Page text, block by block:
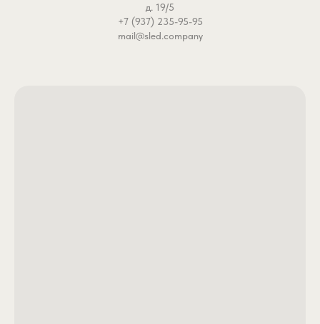
д. 19/5
+7 (937) 235-95-95
mail@sled.company